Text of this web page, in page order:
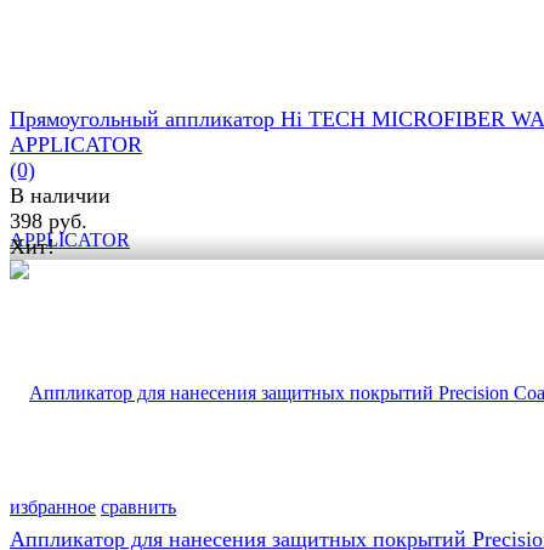
избранное сравнить
Прямоугольный аппликатор Hi TECH MICROFIBER
APPLICATOR
(0)
В наличии
398 руб.
Хит!
Аппликатор для нанесения защитных покрытий